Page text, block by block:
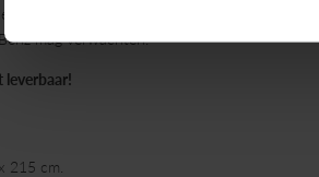
details. Een bank die moeiteloos past in
mag verwachten.
leverbaar!
215 cm.